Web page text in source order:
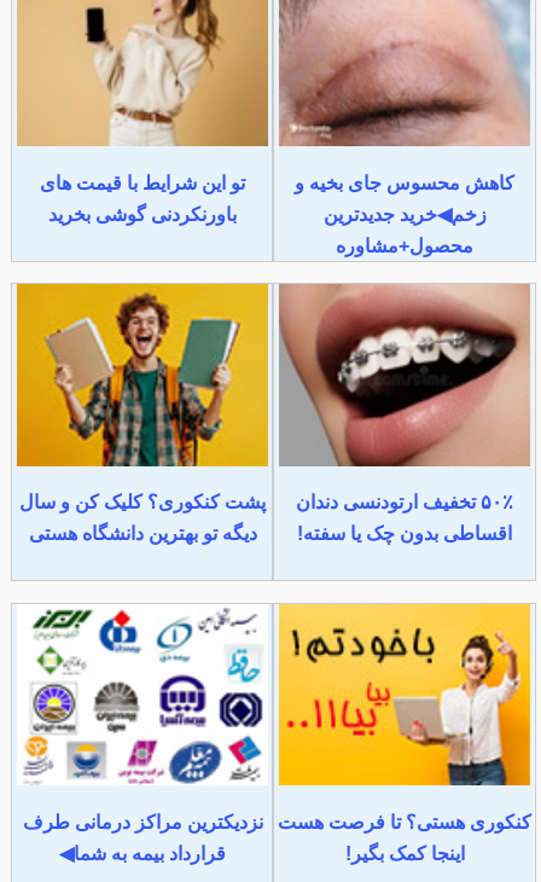
کاهش محسوس جای بخیه و
زخم◀خرید جدیدترین
محصول+مشاوره
تو این شرایط با قیمت های
باورنکردنی گوشی بخرید
۵۰٪ تخفیف ارتودنسی دندان
اقساطی بدون چک یا سفته!
پشت کنکوری؟ کلیک کن و سال
دیگه تو بهترین دانشگاه هستی
کنکوری هستی؟ تا فرصت هست
اینجا کمک بگیر!
نزدیکترین مراکز درمانی طرف
قرارداد بیمه به شما◀